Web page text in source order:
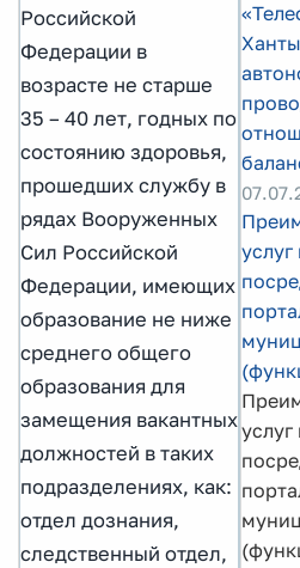
Российской
Федерации в
возрасте не старше
35 – 40 лет, годных по
состоянию здоровья,
прошедших службу в
рядах Вооруженных
Сил Российской
Федерации, имеющих
образование не ниже
среднего общего
образования для
замещения вакантных
должностей в таких
подразделениях, как:
отдел дознания,
следственный отдел,